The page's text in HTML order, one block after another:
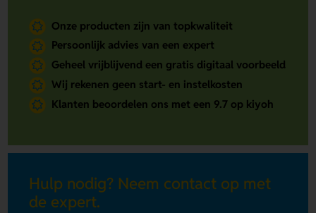
Onze producten zijn van topkwaliteit
Persoonlijk advies van een expert
Geheel vrijblijvend een gratis digitaal voorbeeld
Wij rekenen geen start- en instelkosten
Klanten beoordelen ons met een 9.7 op kiyoh
Hulp nodig? Neem contact op met
de expert.